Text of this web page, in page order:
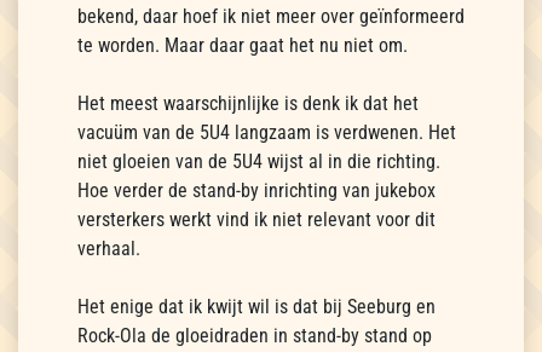
bekend, daar hoef ik niet meer over geïnformeerd
te worden. Maar daar gaat het nu niet om.
Het meest waarschijnlijke is denk ik dat het
vacuüm van de 5U4 langzaam is verdwenen. Het
niet gloeien van de 5U4 wijst al in die richting.
Hoe verder de stand-by inrichting van jukebox
versterkers werkt vind ik niet relevant voor dit
verhaal.
Het enige dat ik kwijt wil is dat bij Seeburg en
Rock-Ola de gloeidraden in stand-by stand op